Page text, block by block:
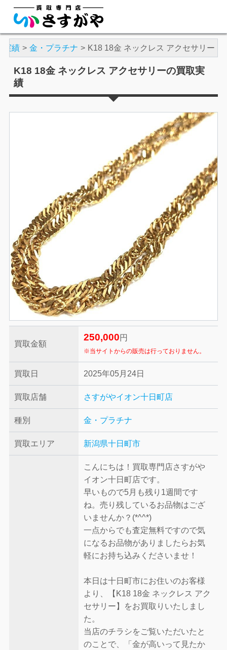
実績 金・プラチナ K18 18金 ネックレス アクセサリー
K18 18金 ネックレス アクセサリーの買取実
績
買取金額
250,000 円
※当サイトからの販売は行っておりません。
買取日 2025年05月24日
買取店舗 さすがやイオン十日町店
種別 金・プラチナ
買取エリア 新潟県十日町市
こんにちは！買取専門店さすがや
イオン十日町店です。
早いもので5月も残り1週間です
ね。売り残しているお品物はござ
いませんか？(*^^*)
一点からでも査定無料ですので気
になるお品物がありましたらお気
軽にお持ち込みくださいませ！
本日は十日町市にお住いのお客様
より、【K18 18金 ネックレス アク
セサリー】をお買取りいたしまし
た。
当店のチラシをご覧いただいたと
のことで、「金が高いって見たか